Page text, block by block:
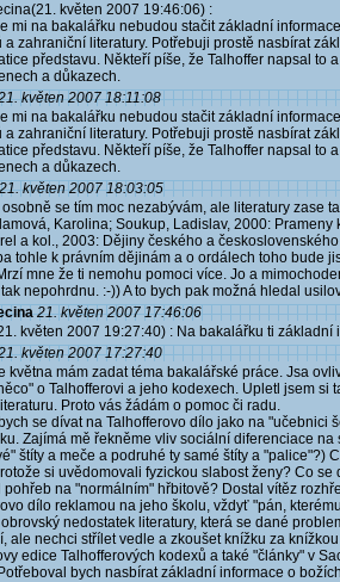
květen 2007 19:46:06) :
mi na bakalářku nebudou stačit základní
a zahraniční literatury. Potřebuji prostě nasbírat
představu. Někteří píše, že Talhoffer napsal to
a důkazech.
květen 2007 18:11:08
mi na bakalářku nebudou stačit základní
a zahraniční literatury. Potřebuji prostě nasbírat
představu. Někteří píše, že Talhoffer napsal to
a důkazech.
21. květen 2007 18:03:05
osobně se tím moc nezabývám, ale literatury zase
Karolina; Soukup, Ladislav, 2000:
a kol., 2003: Dějiny českého a
tohle k právním dějinám a o ordálech toho bude
mne že ti nemohu pomoci více. Jo a
nepohrdnu. :-)) A to bych pak možná hledal
21. květen 2007 17:46:06
květen 2007 19:27:40) : Na bakalářku ti základní
květen 2007 17:27:40
května mám zadat téma bakalářské práce. Jsa
o Talhofferovi a jeho kodexech. Upletl jsem si
Proto vás žádám o pomoc či radu.
se dívat na Talhofferovo dílo jako na "učebnici
Zajímá mě řekněme vliv sociální diferenciace
štíty a meče a podruhé ty samé štíty a "palice"?)
si uvědomovali fyzickou slabost ženy? Co
pohřeb na "normálním" hřbitově? Dostal vítěz
dílo reklamou na jeho školu, vždyť "pán,
nedostatek literatury, která se dané
ale nechci střílet vedle a zkoušet knížku za
edice Talhofferových kodexů a také "články" v
bych nasbírat základní informace o